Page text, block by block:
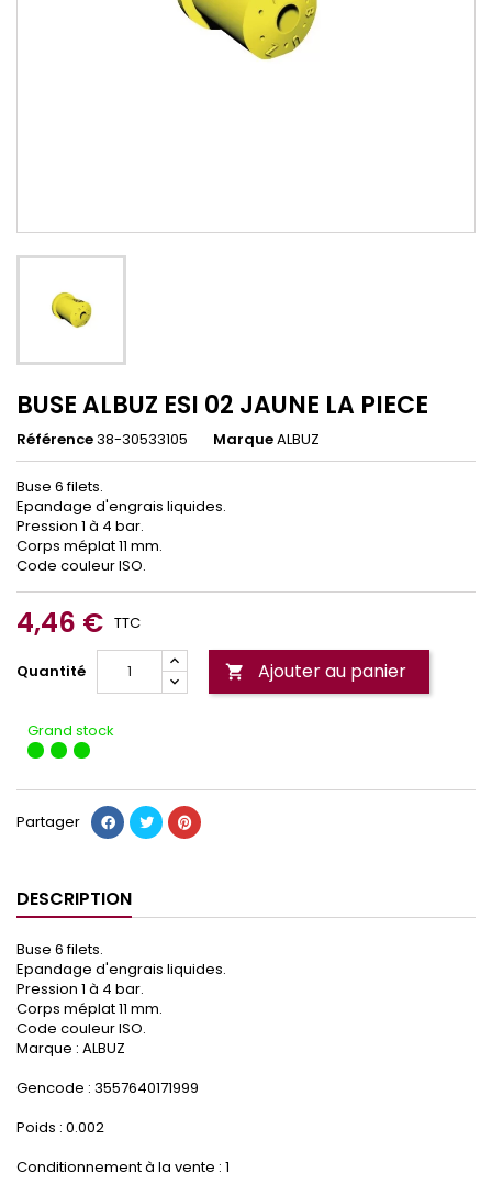
BUSE ALBUZ ESI 02 JAUNE LA PIECE
Référence38-30533105 MarqueALBUZ
Buse 6 filets.
Epandage d'engrais liquides.
Pression 1 à 4 bar.
Corps méplat 11 mm.
Code couleur ISO.
4,46 € TTC
Quantité  Ajouter au panier
Grand stock
Partager
DESCRIPTION
Buse 6 filets.
Epandage d'engrais liquides.
Pression 1 à 4 bar.
Corps méplat 11 mm.
Code couleur ISO.
Marque : ALBUZ
Gencode : 3557640171999
Poids : 0.002
Conditionnement à la vente : 1